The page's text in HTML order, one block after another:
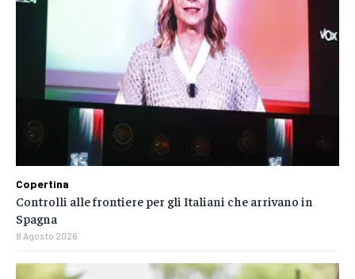
Copertina
Controlli alle frontiere per gli Italiani che arrivano in
Spagna
8 Agosto 2026